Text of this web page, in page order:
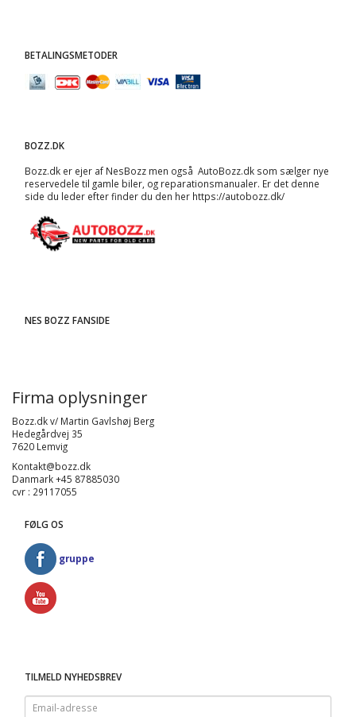
BETALINGSMETODER
BOZZ.DK
Bozz.dk er ejer af NesBozz men også AutoBozz.dk som sælger nye
reservedele til gamle biler, og reparationsmanualer. Er det denne
side du leder efter finder du den her https://autobozz.dk/
NES BOZZ FANSIDE
Firma oplysninger
Bozz.dk v/ Martin Gavlshøj Berg
Hedegårdvej 35
7620 Lemvig
Kontakt@bozz.dk
Danmark +45 87885030
cvr : 29117055
FØLG OS
gruppe
TILMELD NYHEDSBREV
Email-
adresse